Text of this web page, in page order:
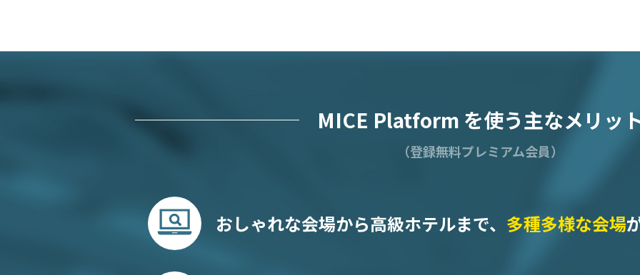
MICE Platform を使う主なメリッ
（登録無料プレミアム会員）
おしゃれな会場から高級ホテルまで、 多種多様な会場